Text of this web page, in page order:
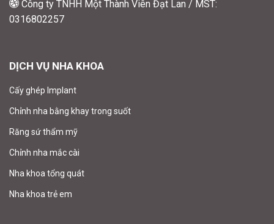
Công ty TNHH Một Thành Viên Đạt Lan / MST:
0316802257
DỊCH VỤ NHA KHOA
Cấy ghép Implant
Chỉnh nha bằng khay trong suốt
Răng sứ thẩm mỹ
Chỉnh nha mắc cài
Nha khoa tổng quát
Nha khoa trẻ em